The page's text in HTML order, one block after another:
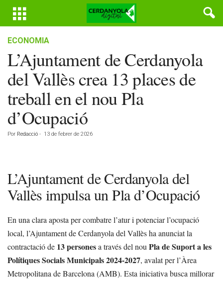
ECONOMIA
L’Ajuntament de Cerdanyola
del Vallès crea 13 places de
treball en el nou Pla
d’Ocupació
Por Redacció - 13 de febrer de 2026
L’Ajuntament de Cerdanyola del
Vallès impulsa un Pla d’Ocupació
En una clara aposta per combatre l’atur i potenciar l’ocupació
local, l’Ajuntament de Cerdanyola del Vallès ha anunciat la
contractació de 13 personesa través del nou Pla de Suport a les
Polítiques Socials Municipals 2024-2027, avalat per l’Àrea
Metropolitana de Barcelona (AMB). Esta iniciativa busca millorar